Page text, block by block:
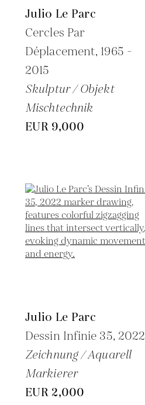
Julio Le Parc
Cercles Par
Déplacement, 1965 -
2015
Skulptur / Objekt
Mischtechnik
EUR 9,000
Julio Le Parc
Dessin Infinie 35, 2022
Zeichnung / Aquarell
Markierer
EUR 2,000